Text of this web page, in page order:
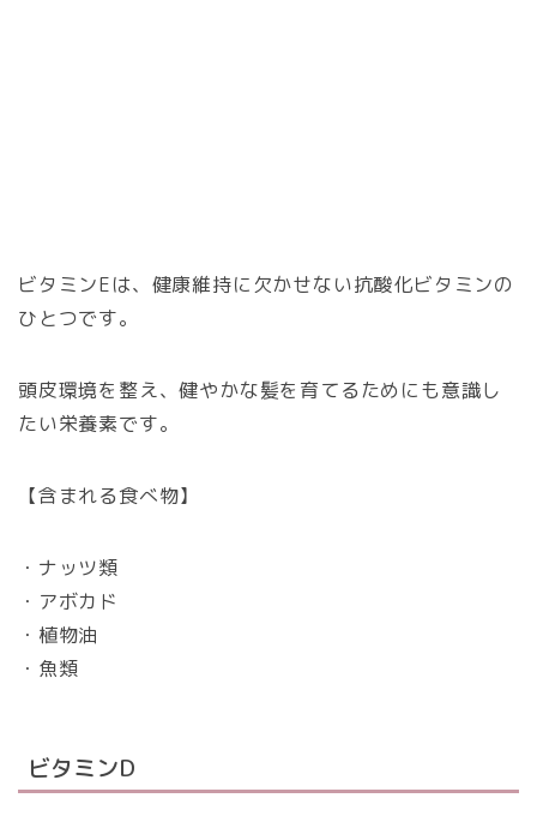
ビタミンEは、健康維持に欠かせない抗酸化ビタミンの
ひとつです。
頭皮環境を整え、健やかな髪を育てるためにも意識し
たい栄養素です。
【含まれる食べ物】
・ナッツ類
・アボカド
・植物油
・魚類
ビタミンD